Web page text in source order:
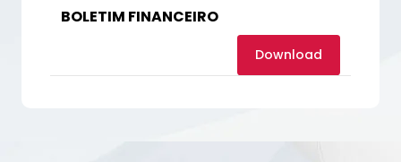
BOLETIM FINANCEIRO
Download